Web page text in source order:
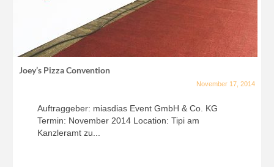
Joey’s Pizza Convention
November 17, 2014
Auftraggeber: miasdias Event GmbH & Co. KG
Termin: November 2014 Location: Tipi am
Kanzleramt zu...